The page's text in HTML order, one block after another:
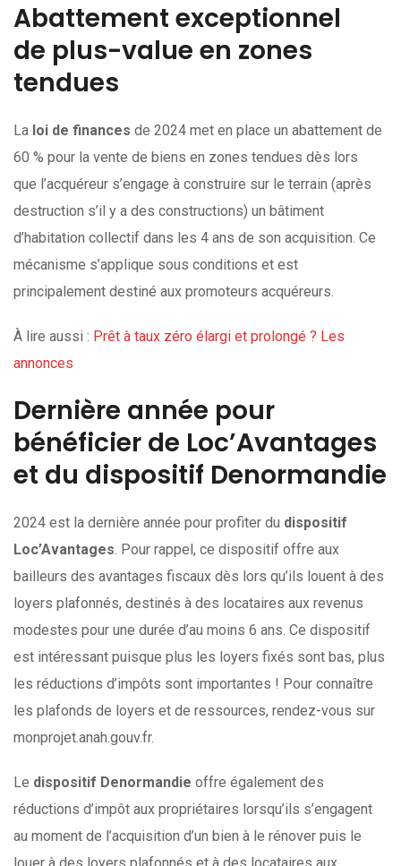
Abattement exceptionnel
de plus-value en zones
tendues
La loi de finances de 2024 met en place un abattement de
60 % pour la vente de biens en zones tendues dès lors
que l’acquéreur s’engage à construire sur le terrain (après
destruction s’il y a des constructions) un bâtiment
d’habitation collectif dans les 4 ans de son acquisition. Ce
mécanisme s’applique sous conditions et est
principalement destiné aux promoteurs acquéreurs.
À lire aussi : Prêt à taux zéro élargi et prolongé ? Les
annonces
Dernière année pour
bénéficier de Loc’Avantages
et du dispositif Denormandie
2024 est la dernière année pour profiter du dispositif
Loc’Avantages. Pour rappel, ce dispositif offre aux
bailleurs des avantages fiscaux dès lors qu’ils louent à des
loyers plafonnés, destinés à des locataires aux revenus
modestes pour une durée d’au moins 6 ans. Ce dispositif
est intéressant puisque plus les loyers fixés sont bas, plus
les réductions d’impôts sont importantes ! Pour connaître
les plafonds de loyers et de ressources, rendez-vous sur
monprojet.anah.gouv.fr.
Le dispositif Denormandie offre également des
réductions d’impôt aux propriétaires lorsqu’ils s’engagent
au moment de l’acquisition d’un bien à le rénover puis le